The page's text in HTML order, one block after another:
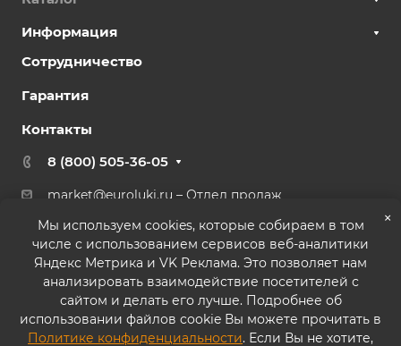
Информация
Сотрудничество
Гарантия
Контакты
8 (800) 505-36-05
market@euroluki.ru – Отдел продаж
г. Москва, ул. Генерала Белова, 43 к2, офис 27
×
Мы используем cookies, которые собираем в том
числе с использованием сервисов веб-аналитики
Яндекс Метрика и VK Реклама. Это позволяет нам
анализировать взаимодействие посетителей с
сайтом и делать его лучше. Подробнее об
использовании файлов cookie Вы можете прочитать в
Политике конфиденциальности. Если Вы не хотите,